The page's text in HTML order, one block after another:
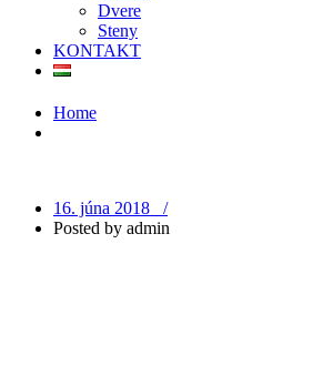
Dvere
Steny
KONTAKT
Home
16. júna 2018 /
Posted by admin